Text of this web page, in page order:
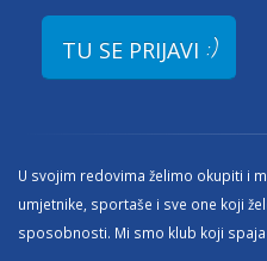
TU SE PRIJAVI :)
U svojim redovima želimo okupiti i
umjetnike, sportaše i sve one koji
sposobnosti. Mi smo klub koji